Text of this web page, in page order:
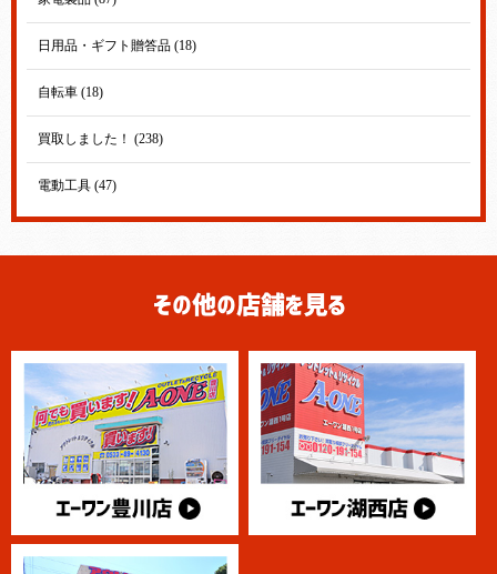
日用品・ギフト贈答品 (18)
自転車 (18)
買取しました！ (238)
電動工具 (47)